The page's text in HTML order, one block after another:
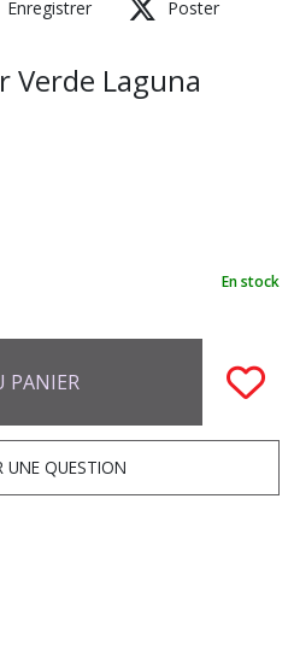
Enregistrer Poster
Verde Laguna
En stock
PANIER
QUESTION